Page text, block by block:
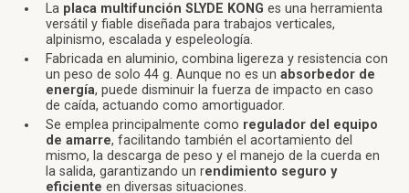
La placa multifunción SLYDE KONG es una herramienta
versátil y fiable diseñada para trabajos verticales,
alpinismo, escalada y espeleología.
Fabricada en aluminio, combina ligereza y resistencia con
un peso de solo 44 g. Aunque no es unabsorbedor de
energía, puede disminuir la fuerza de impacto en caso
de caída, actuando como amortiguador.
Se emplea principalmente como regulador del equipo
de amarre, facilitando también el acortamiento del
mismo, la descarga de peso y el manejo de la cuerda en
la salida, garantizando un rendimiento seguro y
eficiente en diversas situaciones.